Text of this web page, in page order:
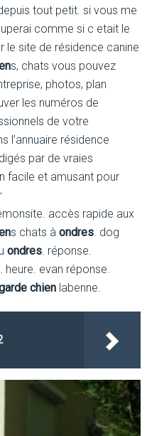
tout petit. si vous me
comme si c etait le
le site de résidence canine
s, chats vous pouvez
photos, plan
les numéros de
de votre
l’annuaire résidence
par de vraies
facile et amusant pour
accès rapide aux
s chats à ondres. dog
ondres. réponse.
heure. evan réponse.
chienlabenne.